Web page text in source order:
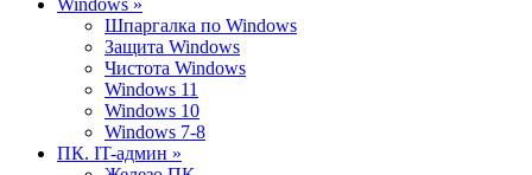
Шпаргалка по Windows
Защита Windows
Чистота Windows
Windows 11
Windows 10
Windows 7-8
ПК. IT-админ »